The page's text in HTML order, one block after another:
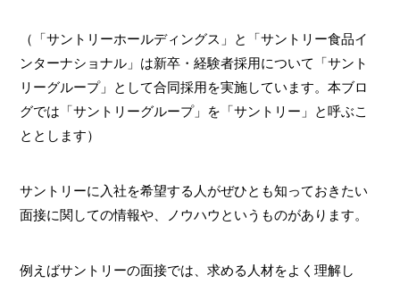
（「サントリーホールディングス」と「サントリー食品イ
ンターナショナル」は新卒・経験者採用について「サント
リーグループ」として合同採用を実施しています。本ブロ
グでは「サントリーグループ」を「サントリー」と呼ぶこ
ととします）
サントリーに入社を希望する人がぜひとも知っておきたい
面接に関しての情報や、ノウハウというものがあります。
例えばサントリーの面接では、求める人材をよく理解し